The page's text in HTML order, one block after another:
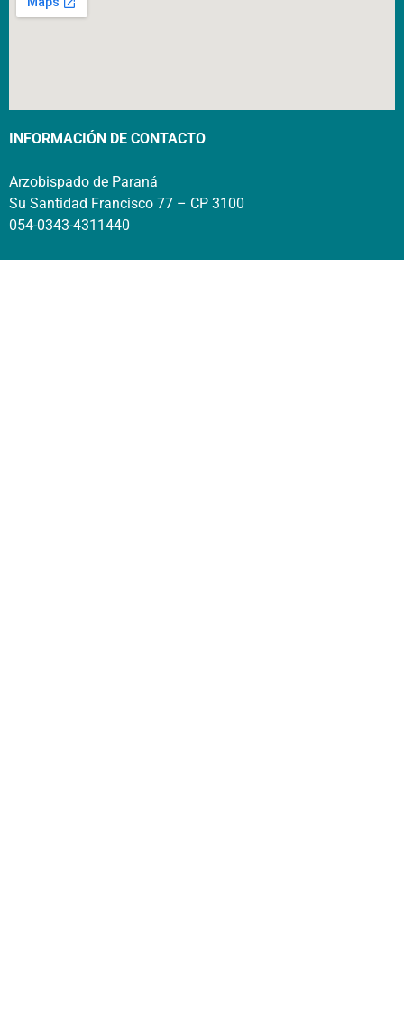
INFORMACIÓN DE CONTACTO
Arzobispado de Paraná
Su Santidad Francisco 77 – CP 3100
054-0343-4311440